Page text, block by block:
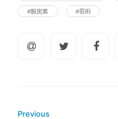
#脱炭素 #芸術
Previous